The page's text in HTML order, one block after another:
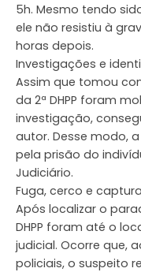
5h. Mesmo tendo
ele não resistiu à
horas depois.
Investigações e
Assim que tomou
da 2ª DHPP foram
investigação,
autor. Desse modo,
pela prisão do
Judiciário.
Fuga, cerco e captura
Após localizar o
DHPP foram até o
judicial. Ocorre que,
policiais, o suspeito